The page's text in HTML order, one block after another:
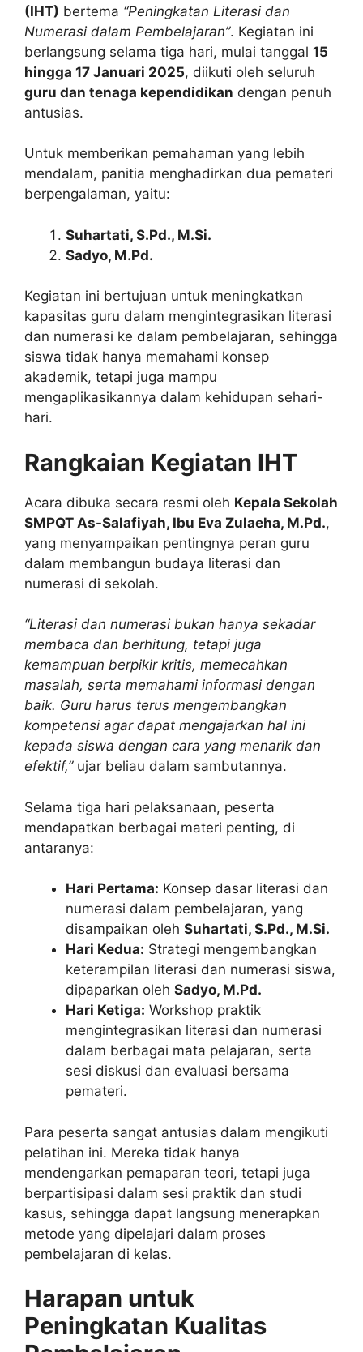
(IHT) bertema “Peningkatan Literasi dan
Numerasi dalam Pembelajaran”. Kegiatan ini
berlangsung selama tiga hari, mulai tanggal 15
hingga 17 Januari 2025, diikuti oleh seluruh
guru dan tenaga kependidikan dengan penuh
antusias.
Untuk memberikan pemahaman yang lebih
mendalam, panitia menghadirkan dua pemateri
berpengalaman, yaitu:
Suhartati, S.Pd., M.Si.
Sadyo, M.Pd.
Kegiatan ini bertujuan untuk meningkatkan
kapasitas guru dalam mengintegrasikan literasi
dan numerasi ke dalam pembelajaran, sehingga
siswa tidak hanya memahami konsep
akademik, tetapi juga mampu
mengaplikasikannya dalam kehidupan sehari-
hari.
Rangkaian Kegiatan IHT
Acara dibuka secara resmi oleh Kepala Sekolah
SMPQT As-Salafiyah, Ibu Eva Zulaeha, M.Pd.,
yang menyampaikan pentingnya peran guru
dalam membangun budaya literasi dan
numerasi di sekolah.
“Literasi dan numerasi bukan hanya sekadar
membaca dan berhitung, tetapi juga
kemampuan berpikir kritis, memecahkan
masalah, serta memahami informasi dengan
baik. Guru harus terus mengembangkan
kompetensi agar dapat mengajarkan hal ini
kepada siswa dengan cara yang menarik dan
efektif,”ujar beliau dalam sambutannya.
Selama tiga hari pelaksanaan, peserta
mendapatkan berbagai materi penting, di
antaranya:
Hari Pertama: Konsep dasar literasi dan
numerasi dalam pembelajaran, yang
disampaikan oleh Suhartati, S.Pd., M.Si.
Hari Kedua: Strategi mengembangkan
keterampilan literasi dan numerasi siswa,
dipaparkan oleh Sadyo, M.Pd.
Hari Ketiga: Workshop praktik
mengintegrasikan literasi dan numerasi
dalam berbagai mata pelajaran, serta
sesi diskusi dan evaluasi bersama
pemateri.
Para peserta sangat antusias dalam mengikuti
pelatihan ini. Mereka tidak hanya
mendengarkan pemaparan teori, tetapi juga
berpartisipasi dalam sesi praktik dan studi
kasus, sehingga dapat langsung menerapkan
metode yang dipelajari dalam proses
pembelajaran di kelas.
Harapan untuk
Peningkatan Kualitas